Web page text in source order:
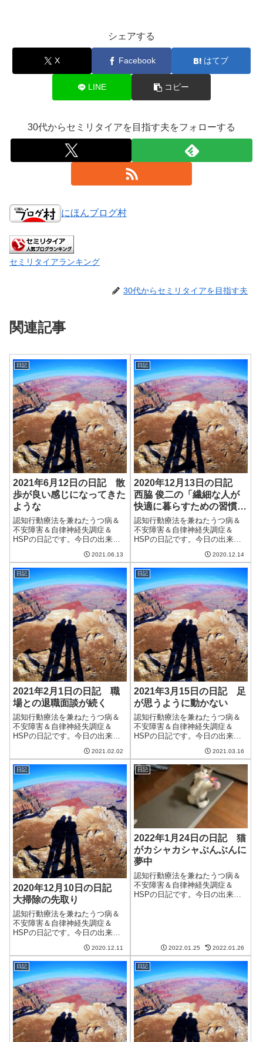
シェアする
X Facebook はてブ
LINE コピー
30代からセミリタイアを目指す夫をフォローする
にほんブログ村
セミリタイアランキング
30代からセミリタイアを目指す夫
関連記事
日記
2021年6月12日の日記 散
歩が良い感じになってきた
ような
認知行動療法を兼ねたうつ病＆
不安障害＆自律神経失調症＆
HSPの日記です。今日の出来事
雲は多かったものの、晴れ間が
あり、洗濯物は乾いた。湿度は
さらに上がった気がする。来週
は雨の日があるみたいだし、そ
ろそろ梅雨入り宣...
2021.06.13
日記
2020年12月13日の日記
西脇 俊二の「繊細な人が
快適に暮らすための習慣
医者が教えるHSP対策」
を読んだ
認知行動療法を兼ねたうつ病＆
不安障害＆自律神経失調症＆
HSPの日記です。今日の出来事
も高く、過ごしやすい日だっ
た。ただ、明日からだんだんと
冬の気候になるらしい。マイナ
ス4度というとんでもない予報は
なくなったものの...
2020.12.14
日記
2021年2月1日の日記 職
場との退職面談が続く
認知行動療法を兼ねたうつ病＆
不安障害＆自律神経失調症＆
HSPの日記です。今日の出来事
した洗濯物もよく乾いてくれ
た。猫は入院2日目。いつもいた
猫が家にいないのはさみしい限
り。早く元気に帰ってきてほし
い。午前中はブロ...
2021.02.02
日記
2021年3月15日の日記 足
が思うように動かない
認知行動療法を兼ねたうつ病＆
不安障害＆自律神経失調症＆
HSPの日記です。今日の出来事
上がり、洗濯物がよく乾いた。
庭に雑草が大量に生えてきて、
頑張って抜かないといけない状
況になっている。なかでもクロ
ーバーはやっかい...
2021.03.16
日記
2020年12月10日の日記
大掃除の先取り
認知行動療法を兼ねたうつ病＆
不安障害＆自律神経失調症＆
HSPの日記です。今日の出来事
晴れてはきたが、洗濯物が乾く
ほどには晴れなかった。もうち
ょっと晴れてくれるとうれしい
のだけど。今日もクラウドワー
クスは仕事なし。...
2020.12.11
日記
2022年1月24日の日記 猫
がカシャカシャぶんぶんに
夢中
認知行動療法を兼ねたうつ病＆
不安障害＆自律神経失調症＆
HSPの日記です。今日の出来事
更新とクラウドワ...
2022.01.25 2022.01.26
日記 日記